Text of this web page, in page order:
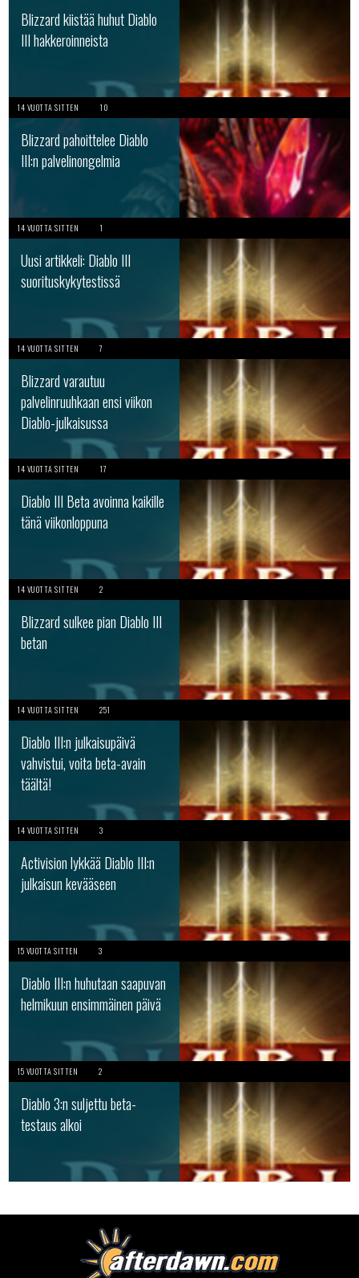
Blizzard kiistää huhut Diablo
III hakkeroinneista
14 VUOTTA SITTEN 10
Blizzard pahoittelee Diablo
III:n palvelinongelmia
14 VUOTTA SITTEN 1
Uusi artikkeli: Diablo III
suorituskykytestissä
14 VUOTTA SITTEN 7
Blizzard varautuu
palvelinruuhkaan ensi viikon
Diablo-julkaisussa
14 VUOTTA SITTEN 17
Diablo III Beta avoinna kaikille
tänä viikonloppuna
14 VUOTTA SITTEN 2
Blizzard sulkee pian Diablo III
betan
14 VUOTTA SITTEN 251
Diablo III:n julkaisupäivä
vahvistui, voita beta-avain
täältä!
14 VUOTTA SITTEN 3
Activision lykkää Diablo III:n
julkaisun kevääseen
15 VUOTTA SITTEN 3
Diablo III:n huhutaan saapuvan
helmikuun ensimmäinen päivä
15 VUOTTA SITTEN 2
Diablo 3:n suljettu beta-
testaus alkoi